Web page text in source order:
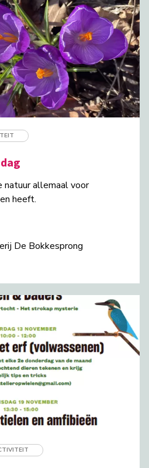
natuur allemaal voor
heeft.
De Bokkesprong